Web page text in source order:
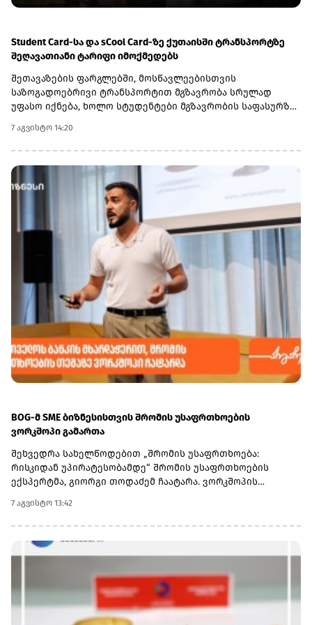
განპირობებული იქნება მათი მოგების მდგრადი ზრდით“, -
რომ Lion Finance Group-ში ჯგუფის ინვესტიციიდან (14.9%-
იანი წილობრივი მონაწილეობა) სავარაუდო დივიდენდური
ჯგუფი 2029 წლის ბოლომდე მნიშვნელოვან ჭარბ ფულად
სახსრებს დააგროვებს.
Student Card-სა და sCool Card-ზე ქუთაისში ტრანსპორტზე
შეღავათიანი ტარიფი იმოქმედებს
შეთავაზების ფარგლებში, მოსწავლეებისთვის
საზოგადოებრივი ტრანსპორტით მგზავრობა სრულად
უფასო იქნება, ხოლო სტუდენტები მგზავრობის საფასურზე
7 აგვისტო 14:20
BOG-მ SME ბიზნესისთვის შრომის უსაფრთხოების
ვორკშოპი გამართა
შეხვედრა სახელწოდებით „შრომის უსაფრთხოება:
რისკიდან უპირატესობამდე“ შრომის უსაფრთხოების
ექსპერტმა, გიორგი თოდაძემ ჩაატარა. ვორკშოპის
იმის შესახებ, თუ როგორ იქცევა უსაფრთხოების
სტანდარტების დანერგვა ბიზნესის მდგრადი
განვითარების, ფინანსური სტაბილურობისა და
რეპუტაციის გაძლიერების ინსტრუმენტად.ღონისძიებაზე
როგორიცაა უსაფრთხოების ეკონომიკა და ინვესტიციის
უკუგება (ROI); როგორ გადაიქცეს უსაფრთხოება ბიზნესის
სტრატეგიულ უპირატესობად; თანამშრომელთა
რესურსების მართვა; ლიდერის როლი უსაფრთხოების
7 აგვისტო 13:42